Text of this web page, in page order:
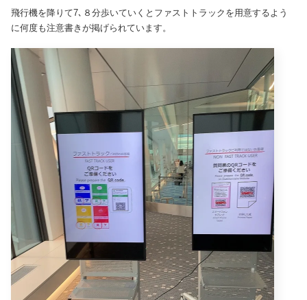
飛行機を降りて7､８分歩いていくとファストトラックを用意するよう
に何度も注意書きが掲げられています。